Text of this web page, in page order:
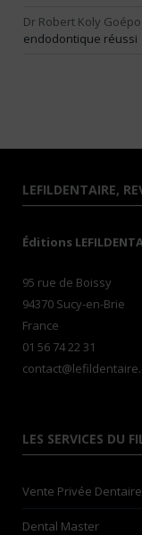
Dr Robert Koly
endodontique réussi
LEFILDENTAIRE,
Éditions
95 rue de Boissy
94370 Sucy-en-Brie
France
01 56 74 22 31
LES SERVICES DU
Vente Privée Dentaire
Dental Master